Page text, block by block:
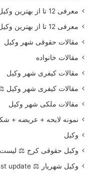
معرفی 12 تا از بهترین وکیل ساری 🥇【آپدیت جدید】⚖️
معرفی 12 تا از بهترین وکیل شهریار 🥇【آپدیت جدید】⚖️
مقالات حقوقی شهر وکیل
مقالات خانواده
مقالات کیفری شهر وکیل
مقالات کیفری شهر وکیل ⚖️
مقالات ملکی شهر وکیل
نمونه لایحه + عریضه +
وکیل
وکیل حقوقی کرج ⚖️ لیست
وکیل شهریار ⚖️ last update